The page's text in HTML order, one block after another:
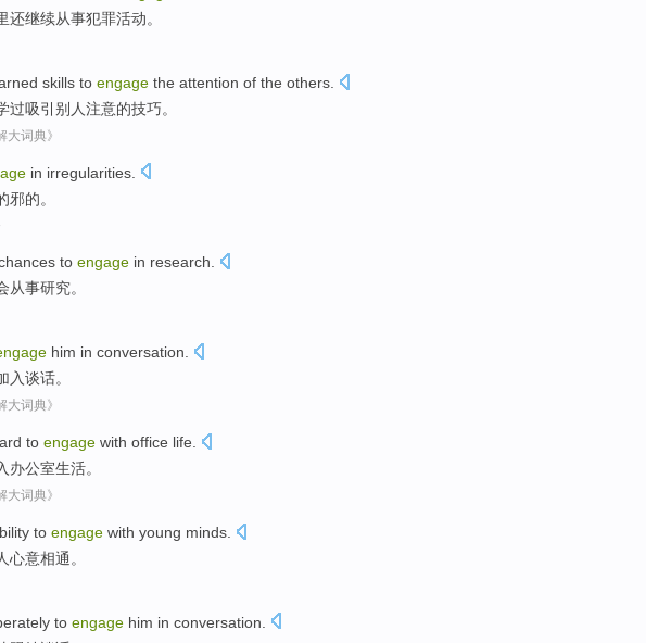
还继续从事犯罪活动。
skills to engage the attention of the others
过吸引 别人注意的技巧。
大词典》
in irregularities
邪的。
to engage in research.
从事研究。
him in conversation
入谈话。
大词典》
to engage with office life
办公室生活。
大词典》
to engage with young minds
心意相通 。
to engage him in conversation